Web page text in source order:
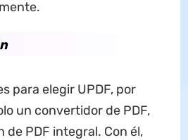
para elegir UPDF, por
un convertidor de PDF,
de PDF integral. Con él,